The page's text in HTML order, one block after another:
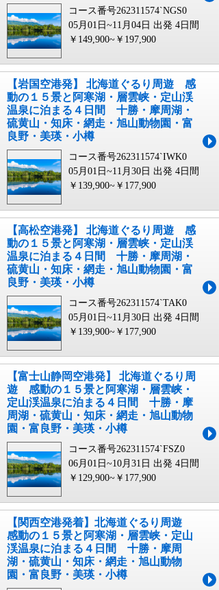
コース番号262311574`NGS0
05月01日~11月04日 出発 4日間
￥149,900~￥197,900
【岩国空港発】 北海道ぐるり周遊 感
動の１５景と阿寒湖・層雲峡・定山渓
温泉に泊まる４日間 十勝・摩周湖・
硫黄山・知床・網走・旭山動物園・富
良野・美瑛・小樽
コース番号262311574`IWK0
05月01日~11月30日 出発 4日間
￥139,900~￥177,900
【高松空港発】 北海道ぐるり周遊 感
動の１５景と阿寒湖・層雲峡・定山渓
温泉に泊まる４日間 十勝・摩周湖・
硫黄山・知床・網走・旭山動物園・富
良野・美瑛・小樽
コース番号262311574`TAK0
05月01日~11月30日 出発 4日間
￥139,900~￥177,900
【富士山静岡空港発】 北海道ぐるり周
遊 感動の１５景と阿寒湖・層雲峡・
定山渓温泉に泊まる４日間 十勝・摩
周湖・硫黄山・知床・網走・旭山動物
園・富良野・美瑛・小樽
コース番号262311574`FSZ0
06月01日~10月31日 出発 4日間
￥129,900~￥177,900
【関西空港発着】北海道ぐるり周遊
感動の１５景と阿寒湖・層雲峡・定山
渓温泉に泊まる４日間 十勝・摩周
湖・硫黄山・知床・網走・旭山動物
園・富良野・美瑛・小樽